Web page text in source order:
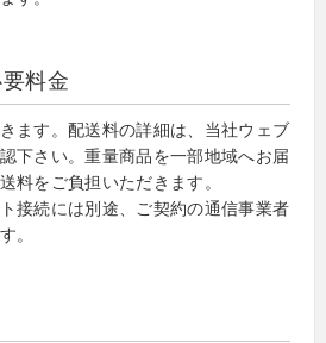
料金
ます。配送料の詳細は、当社ウェブ
下さい。重量商品を一部地域へお届
料をご負担いただきます。
接続には別途、ご契約の通信事業者
。